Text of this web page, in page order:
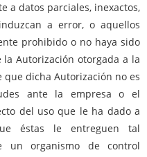
a datos parciales, inexactos,
a error, o aquellos
prohibido o no haya sido
Autorización otorgada a la
dicha Autorización no es
ante la empresa o el
del uso que le ha dado a
éstas le entreguen tal
un organismo de control